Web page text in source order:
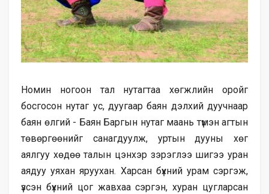
Номин ногоон тал нутагтаа хөгжлийн оройг
босгосон нутаг ус, дуугаар баян дэлхий дуучнаар
баян өлгий - Баян Баргын нутаг маань түмэн агтын
төвөргөөнийг санагдуулж, уртын дууны хөг
аялгуу хөдөө талын цэнхэр зэрэглээ шигээ уран
аядуу уяхан яруухан. Харсан бүхний урам сэргэж,
үзсэн бүхний цог жавхаа сэргэн, хуран цугларсан